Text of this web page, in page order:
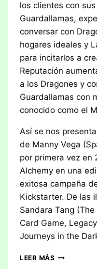
los clientes con
Guardallamas,
conversar con
hogares ideales y
para incitarlos a
Reputación
a los Dragones y
Guardallamas con
conocido como el
Así se nos presenta
de Manny Vega
por primera vez en
Alchemy en una
exitosa campaña
Kickstarter. De las
Sandara Tang
Card Game,
Journeys in the
LEER MÁS RESEÑA: